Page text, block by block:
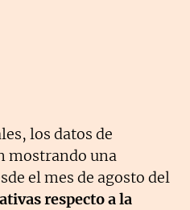
los datos de
mostrando una
el mes de agosto del
respecto a la